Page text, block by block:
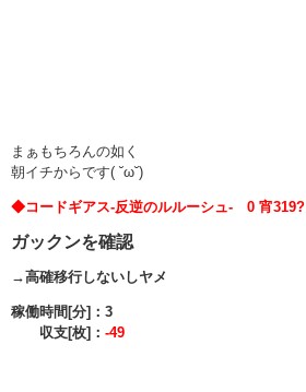
まぁもちろんの如く
朝イチからです( ˘ω˘)
◆コードギアス-反逆のルルーシュ- 0 宵319?
ガックンを確認
→高確移行しないしヤメ
稼働時間[分]：3
収支[枚]： -49